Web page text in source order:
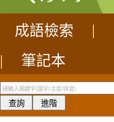
成語檢索
|
筆記本